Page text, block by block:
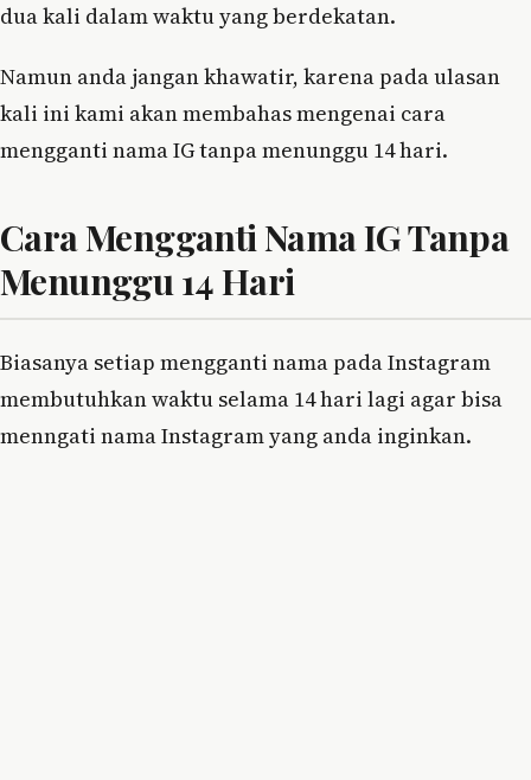
dua kali dalam waktu yang berdekatan.
Namun anda jangan khawatir, karena pada ulasan
kali ini kami akan membahas mengenai cara
mengganti nama IG tanpa menunggu 14 hari.
Cara Mengganti Nama IG Tanpa
Menunggu 14 Hari
Biasanya setiap mengganti nama pada Instagram
membutuhkan waktu selama 14 hari lagi agar bisa
menngati nama Instagram yang anda inginkan.